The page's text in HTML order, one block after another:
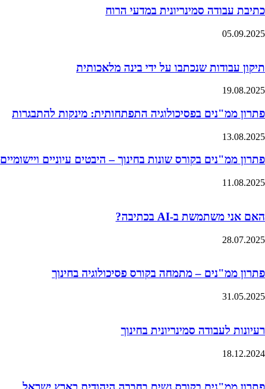
כתיבת עבודה סמינריונית במדעי הרוח
05.09.2025
תיקון עבודות שנכתבו על ידי בינה מלאכותית
19.08.2025
פתרון ממ"נים בפסיכולוגיה התפתחותית: מינקות להתבגרות
13.08.2025
פתרון ממ"נים בקורס שונות בחינוך – היבטים עיוניים ויישומיים
11.08.2025
האם אני משתמשת ב-AI בכתיבה?
28.07.2025
פתרון ממ"נים – מתמחה בקורס פסיכולוגיה בחינוך
31.05.2025
רעיונות לעבודה סמינריונית בחינוך
18.12.2024